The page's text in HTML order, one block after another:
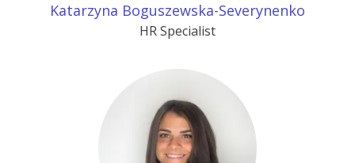
Katarzyna Boguszewska-Severynenko
HR Specialist